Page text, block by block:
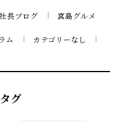
社長ブログ 宮島グルメ
ム カテゴリーなし
グ